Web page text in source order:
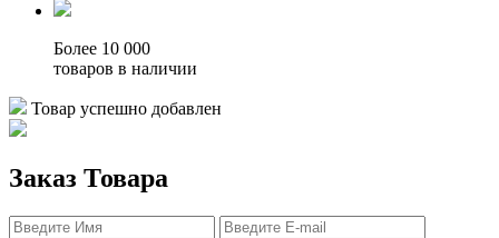
Более 10 000
товаров в наличии
Товар успешно добавлен
Заказ Товара